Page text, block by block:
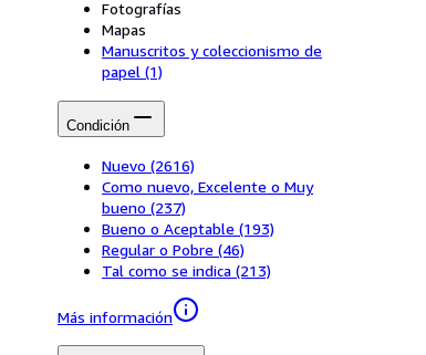
Fotografías
Mapas
Manuscritos y coleccionismo de
papel (1)
Condición
Nuevo (2616)
Como nuevo, Excelente o Muy
bueno (237)
Bueno o Aceptable (193)
Regular o Pobre (46)
Tal como se indica (213)
Más información